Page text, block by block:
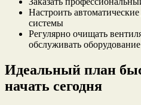
Настроить
системы
Регулярно очищать
обслуживать оборудование
Идеальный план
начать сегодня